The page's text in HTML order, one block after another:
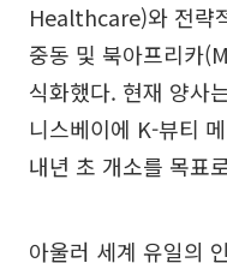
Healthcare)와 전략
중동 및 북아프리카
식화했다. 현재 양사
니스베이에 K-뷰티
내년 초 개소를 목표
아울러 세계 유일의